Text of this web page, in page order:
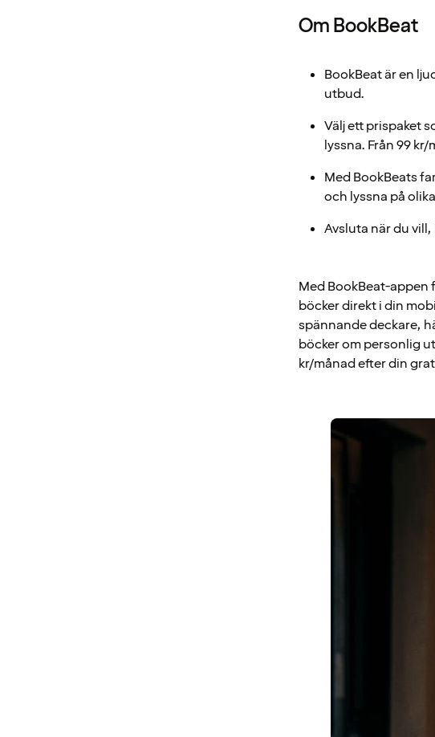
Om BookBeat
BookBeat är en
utbud.
Välj ett prispaket
lyssna. Från 99 kr/
Med BookBeats
och lyssna på
Avsluta när du
Med BookBeat-
böcker direkt i din
spännande deckare,
böcker om personlig
kr/månad efter din